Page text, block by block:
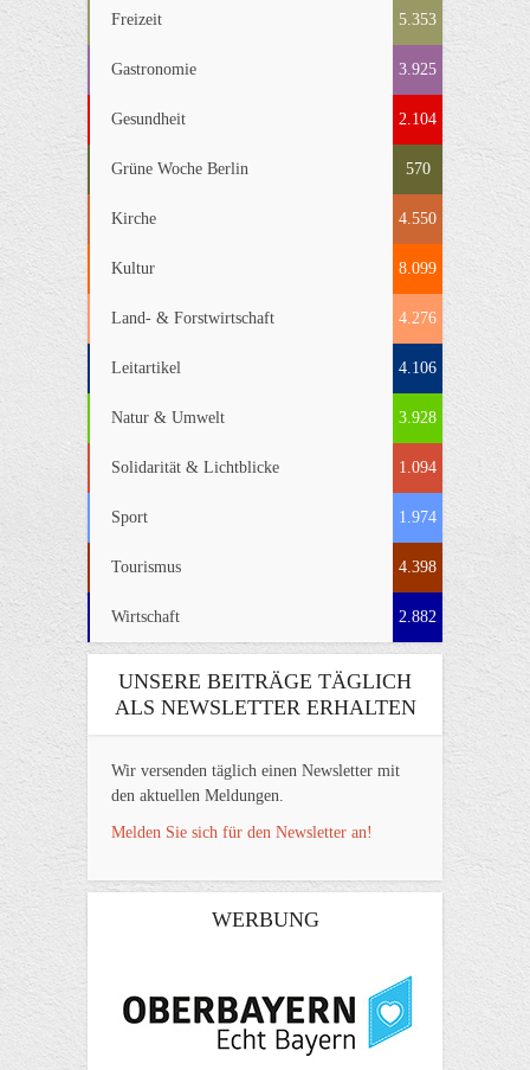
Freizeit 5.353
Gastronomie 3.925
Gesundheit 2.104
Grüne Woche Berlin 570
Kirche 4.550
Kultur 8.099
Land- & Forstwirtschaft 4.276
Leitartikel 4.106
Natur & Umwelt 3.928
Solidarität & Lichtblicke 1.094
Sport 1.974
Tourismus 4.398
Wirtschaft 2.882
UNSERE BEITRÄGE TÄGLICH
ALS NEWSLETTER ERHALTEN
Wir versenden täglich einen Newsletter mit
den aktuellen Meldungen.
Melden Sie sich für den Newsletter an!
WERBUNG